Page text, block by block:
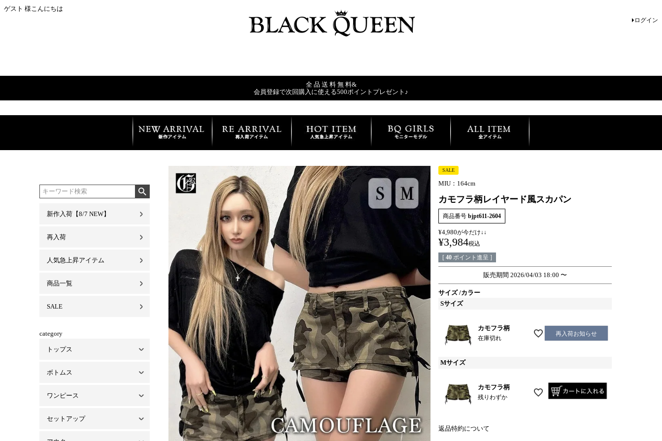
ゲスト 様こんにちは
ログイン
全 品 送 料 無 料&
会員登録で次回購入に使える500ポイントプレゼント♪
新作入荷【8/7 NEW】
再入荷
人気急上昇アイテム
商品一覧
SALE
category
トップス
トップス一覧
ベアトップ・インナー
シャツ/ブラウス
パーカー
ボトムス
ボトムス一覧
パンツ
スカート
デニム
ワンピース
ワンピース一覧
ミニワンピ
ロングワンピ
オールインワン
セットアップ
SALE
MIU：164cm
カモフラ柄レイヤード風スカパン
商品番号 bjpt611-2604
¥4,980が今だけ↓↓
¥3,984税込
[ 40 ポイント進呈 ]
販売期間 2026/04/03 18:00 〜
サイズ カラー
Sサイズ
カモフラ柄
在庫切れ
再入荷お知らせ
Mサイズ
カモフラ柄
残りわずか
返品特約について